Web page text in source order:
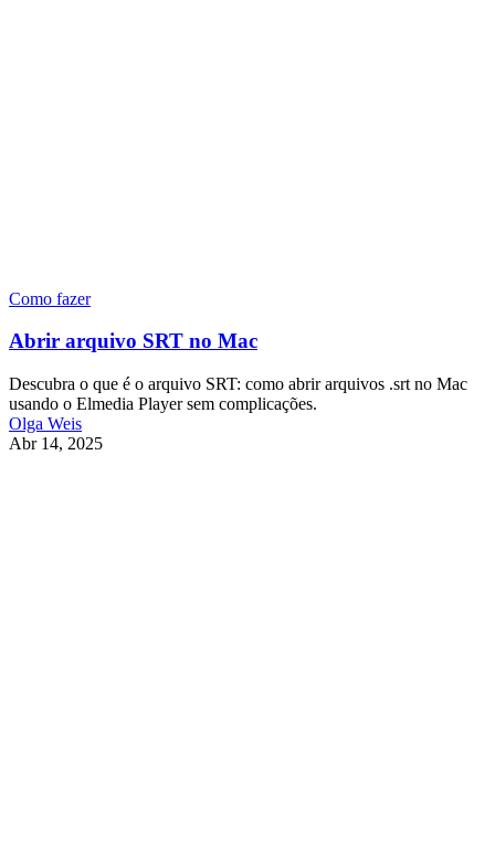
Como fazer
Abrir arquivo SRT no Mac
Descubra o que é o arquivo SRT: como abrir arquivos .srt no Mac
usando o Elmedia Player sem complicações.
Olga Weis
Abr 14, 2025